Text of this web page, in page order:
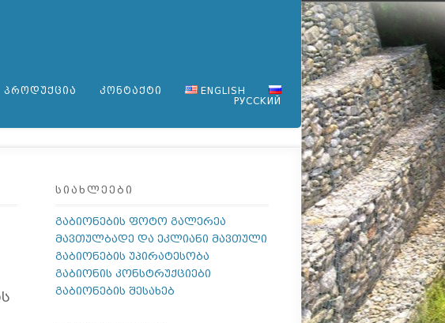
ᲞᲠᲝᲓᲣᲥᲪᲘᲐ ᲙᲝᲜᲢᲐᲥᲢᲘ
ENGLISH
РУССКИЙ
ᲡᲘᲐᲮᲚᲔᲔᲑᲘ
გაბიონების ფოტო გალერეა
მავთულბადე და ეკლიანი მავთული
გაბიონების უპირატესობა
გაბიონის კონსტრუქციები
გაბიონების შესახებ